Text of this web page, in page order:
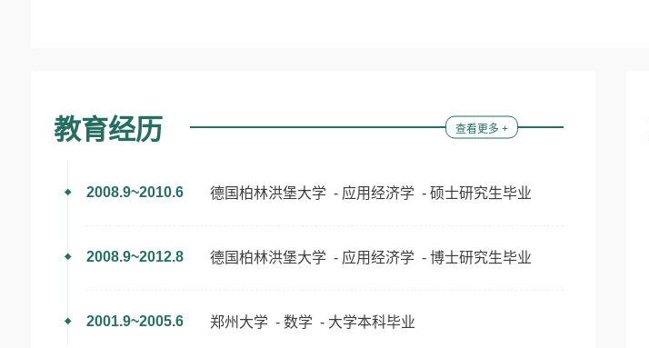
教育经历 查看更多 +
2008.9~2010.6 德国柏林洪堡大学 - 应用经济学 - 硕士研究生毕业
2008.9~2012.8 德国柏林洪堡大学 - 应用经济学 - 博士研究生毕业
2001.9~2005.6 郑州大学 - 数学 - 大学本科毕业